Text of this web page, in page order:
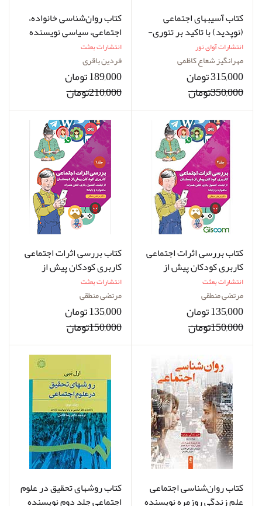
کتاب آسیب­های اجتماعی
های زیربنایی و راهکارهای
مقابله ­ای نویسنده مهرانگیز
شعاع کاظمی
انتشارات آوای نور
مهرانگیز شعاع کاظمی
315,000 تومان
350,000تومان
کتاب روان‌شناسی خانواده،
اجتماعی، سیاسی نویسنده
دکتر فردین باقری
انتشارات بعثت
فردین باقری
189,000 تومان
210,000تومان
کتاب ﺑﺮرﺳﯽ اﺛﺮات اﺟﺘﻤﺎﻋﯽ
ﮐﺎرﺑﺮی کودکان ﭘﯿﺶ از
دﺑﺴﺘﺎن از ﺗﺒﻠﺖ، کنسول
بازی، ﺗﻠﻔﻦ ﻫﻤﺮاه، ﻣﺎﻫﻮاره و
راﯾﺎﻧﻪ جلد 2 نویسنده دکتر
مرتضی منطقی
انتشارات بعثت
مرتضی منطقی
135,000 تومان
150,000تومان
کتاب ﺑﺮرﺳﯽ اﺛﺮات اﺟﺘﻤﺎﻋﯽ
ﮐﺎرﺑﺮی کودکان ﭘﯿﺶ از
دﺑﺴﺘﺎن از ﺗﺒﻠﺖ، کنسول
بازی، ﺗﻠﻔﻦ ﻫﻤﺮاه، ﻣﺎﻫﻮاره و
راﯾﺎﻧﻪ جلد ۱ نویسنده دکتر
مرتضی منطقی
انتشارات بعثت
مرتضی منطقی
135,000 تومان
150,000تومان
کتاب روان‌شناسی اجتماعی
علم زندگی روزمره نویسنده
کتاب روشهای تحقیق در علوم
اجتماعی جلد دوم نویسنده